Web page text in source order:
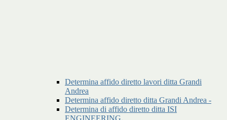
Determina affido diretto lavori ditta Grandi
Andrea
Determina affido diretto ditta Grandi Andrea -
Determina di affido diretto ditta ISI